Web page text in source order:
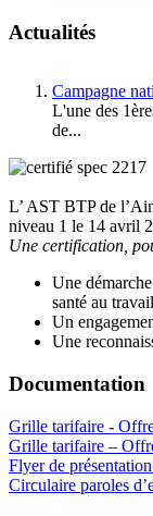
Actualités
Campagne
L'une des
de...
L’ AST BTP de
niveau 1 le 14 avril
Une certification,
Une
santé au
Un
Une
Documentation
Grille tarifaire -
Grille tarifaire –
Flyer de
Circulaire paroles